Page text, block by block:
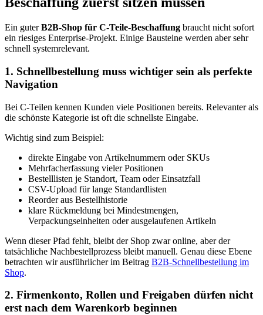
Ein guterB2B-Shop für C-Teile-Beschaffung braucht nicht sofort
ein riesiges Enterprise-Projekt. Einige Bausteine werden aber sehr
schnell systemrelevant.
1. Schnellbestellung muss wichtiger sein als perfekte
Navigation
Bei C-Teilen kennen Kunden viele Positionen bereits. Relevanter als
die schönste Kategorie ist oft die schnellste Eingabe.
Wichtig sind zum Beispiel:
direkte Eingabe von Artikelnummern oder SKUs
Mehrfacherfassung vieler Positionen
Bestelllisten je Standort, Team oder Einsatzfall
CSV-Upload für lange Standardlisten
Reorder aus Bestellhistorie
klare Rückmeldung bei Mindestmengen,
Verpackungseinheiten oder ausgelaufenen Artikeln
Wenn dieser Pfad fehlt, bleibt der Shop zwar online, aber der
tatsächliche Nachbestellprozess bleibt manuell. Genau diese Ebene
betrachten wir ausführlicher im Beitrag B2B-Schnellbestellung im
Shop.
2. Firmenkonto, Rollen und Freigaben dürfen nicht
erst nach dem Warenkorb beginnen